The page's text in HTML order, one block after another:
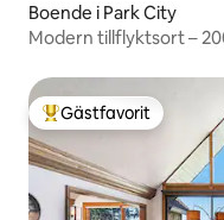
Boende i Park City
Modern tillflyktsort –
Populär gästfavorit
Gästfavorit